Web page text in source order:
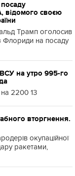
відомого своєю
Трамп оголосив
Флориди на посаду
на утро 995-го
2200 13
вторгнення.
окупаційної
ракетами,